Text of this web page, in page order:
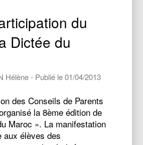
du
Dictée du
Hélène - Publié le 01/04/2013
des Conseils de Parents
la 8ème édition de
Maroc ». La manifestation
aux élèves des